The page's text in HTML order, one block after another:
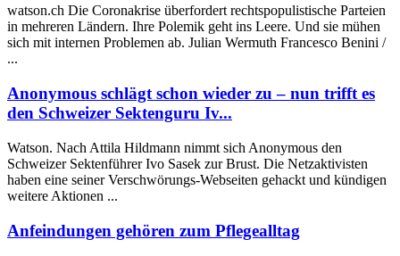
watson.ch Die Coronakrise überfordert rechtspopulistische Parteien
in mehreren Ländern. Ihre Polemik geht ins Leere. Und sie mühen
sich mit internen Problemen ab. Julian Wermuth Francesco Benini /
...
Anonymous schlägt schon wieder zu – nun trifft es
den Schweizer Sektenguru Iv...
Watson. Nach Attila Hildmann nimmt sich Anonymous den
Schweizer Sektenführer Ivo Sasek zur Brust. Die Netzaktivisten
haben eine seiner Verschwörungs-Webseiten gehackt und kündigen
weitere Aktionen ...
Anfeindungen gehören zum Pflegealltag